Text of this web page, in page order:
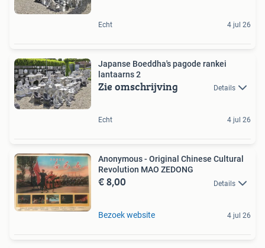
Echt 4 jul 26
Japanse Boeddha's pagode rankei
lantaarns 2
Zie omschrijving Details
Echt 4 jul 26
Anonymous - Original Chinese Cultural
Revolution MAO ZEDONG
€ 8,00 Details
Bezoek website 4 jul 26